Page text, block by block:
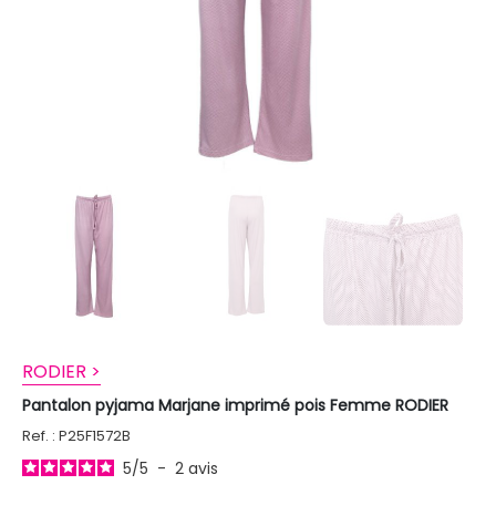
RODIER >
Pantalon pyjama Marjane imprimé pois Femme RODIER
Ref. : P25F1572B
5/5 - 2 avis